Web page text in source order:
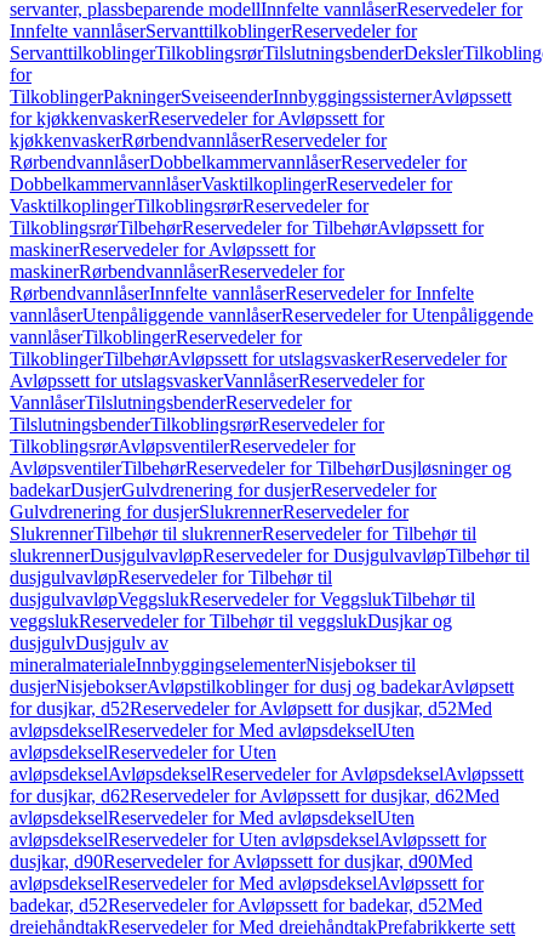
servanter, plassbeparende modellInnfelte vannlåserReservedeler for
Innfelte vannlåserServanttilkoblingerReservedeler for
ServanttilkoblingerTilkoblingsrørTilslutningsbenderDeksler
for
TilkoblingerPakningerSveiseenderInnbyggingssisternerAvløpssett
for kjøkkenvaskerReservedeler for Avløpssett for
kjøkkenvaskerRørbendvannlåserReservedeler for
RørbendvannlåserDobbelkammervannlåserReservedeler for
DobbelkammervannlåserVasktilkoplingerReservedeler for
VasktilkoplingerTilkoblingsrørReservedeler for
TilkoblingsrørTilbehørReservedeler for TilbehørAvløpssett for
maskinerReservedeler for Avløpssett for
maskinerRørbendvannlåserReservedeler for
RørbendvannlåserInnfelte vannlåserReservedeler for Innfelte
vannlåserUtenpåliggende vannlåserReservedeler for Utenpåliggende
vannlåserTilkoblingerReservedeler for
TilkoblingerTilbehørAvløpssett for utslagsvaskerReservedeler for
Avløpssett for utslagsvaskerVannlåserReservedeler for
VannlåserTilslutningsbenderReservedeler for
TilslutningsbenderTilkoblingsrørReservedeler for
TilkoblingsrørAvløpsventilerReservedeler for
AvløpsventilerTilbehørReservedeler for TilbehørDusjløsninger og
badekarDusjerGulvdrenering for dusjerReservedeler for
Gulvdrenering for dusjerSlukrennerReservedeler for
SlukrennerTilbehør til slukrennerReservedeler for Tilbehør til
slukrennerDusjgulvavløpReservedeler for DusjgulvavløpTilbehør til
dusjgulvavløpReservedeler for Tilbehør til
dusjgulvavløpVeggslukReservedeler for VeggslukTilbehør til
veggslukReservedeler for Tilbehør til veggslukDusjkar og
dusjgulvDusjgulv av
mineralmaterialeInnbyggingselementerNisjebokser til
dusjerNisjebokserAvløpstilkoblinger for dusj og badekarAvløpsett
for dusjkar, d52Reservedeler for Avløpsett for dusjkar, d52Med
avløpsdekselReservedeler for Med avløpsdekselUten
avløpsdekselReservedeler for Uten
avløpsdekselAvløpsdekselReservedeler for AvløpsdekselAvløpssett
for dusjkar, d62Reservedeler for Avløpssett for dusjkar, d62Med
avløpsdekselReservedeler for Med avløpsdekselUten
avløpsdekselReservedeler for Uten avløpsdekselAvløpssett for
dusjkar, d90Reservedeler for Avløpssett for dusjkar, d90Med
avløpsdekselReservedeler for Med avløpsdekselAvløpssett for
badekar, d52Reservedeler for Avløpssett for badekar, d52Med
dreiehåndtakReservedeler for Med dreiehåndtakPrefabrikkerte sett